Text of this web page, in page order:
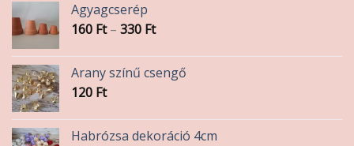
Agyagcserép
160 Ft – 330 FtÁrtartomány:
-
330 Ft
Arany színű csengő
120 Ft
Habrózsa dekoráció 4cm